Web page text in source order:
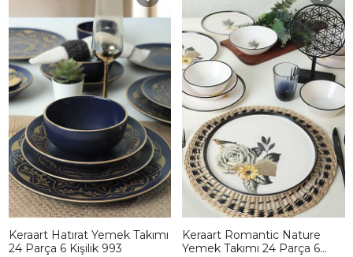
Keraart Hatırat Yemek Takımı
24 Parça 6 Kişilik 993
Keraart Romantic Nature
Yemek Takımı 24 Parça 6